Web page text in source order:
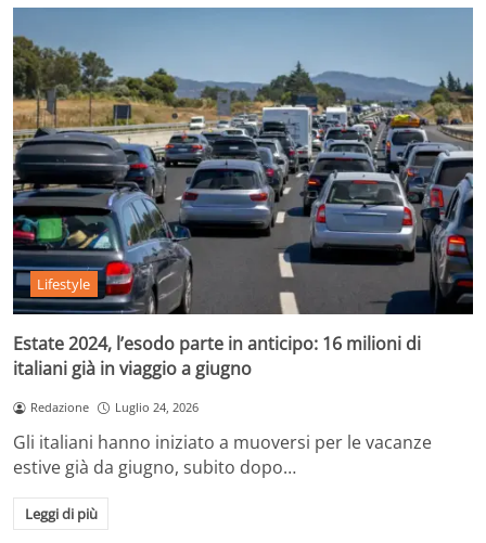
Lifestyle
Estate 2024, l’esodo parte in anticipo: 16 milioni di
italiani già in viaggio a giugno
Redazione Luglio 24, 2026
Gli italiani hanno iniziato a muoversi per le vacanze
estive già da giugno, subito dopo…
Leggi di più